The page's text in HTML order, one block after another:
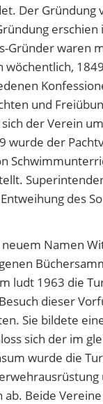
Der Gründung
Gründer waren
und
der Verein
wurde der
des
Namen
ludt 1963 die
dieser
Sie bildete
sich der im
wurde die
Beide